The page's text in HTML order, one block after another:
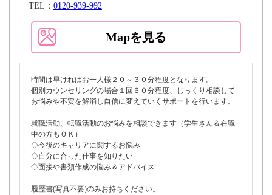
TEL： 0120-939-992
Mapを見る
時間は早ければお一人様２０～３０分程度となります。
個別カウンセリングの場合１回６０分程度、じっくり相談して
お悩みや不安を解消し自信に変えていくサポートを行います。
就職活動、転職活動のお悩みを相談できます（学生さん＆在職
中の方もＯＫ）
◇今後のキャリアに関するお悩み
◇自分に合った仕事を知りたい
◇面接や書類作成の悩み＆アドバイス
履歴書(写真不要)のみお持ちください。